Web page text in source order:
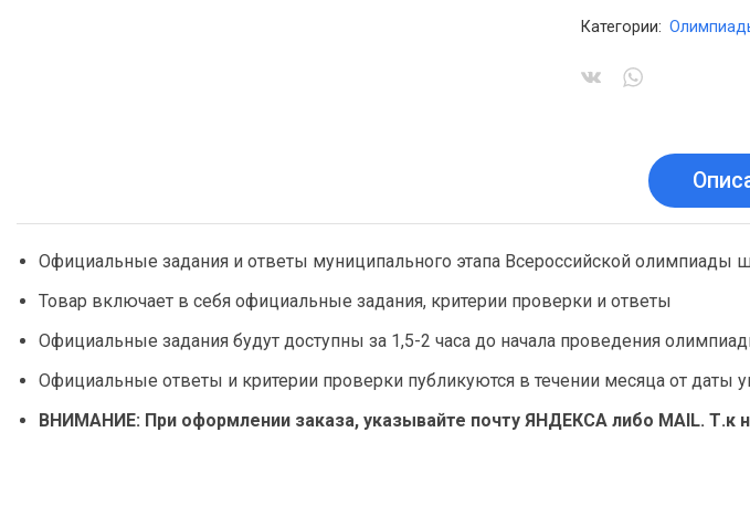
Категории:
Официальные задания и ответы муниципального этапа Всероссийской олимпиады
Товар включает в себя официальные задания, критерии проверки и ответы
Официальные задания будут доступны за 1,5-2 часа до начала проведения
Официальные ответы и критерии проверки публикуются в течении месяца от даты
ВНИМАНИЕ: При оформлении заказа, указывайте почту ЯНДЕКСА либо MAIL. Т.к